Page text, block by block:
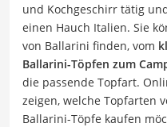
und Kochgeschirr tätig
einen Hauch Italien. Sie
von Ballarini finden, vom
Ballarini-Töpfen zum
die passende Topfart.
zeigen, welche Topfarten
Ballarini-Töpfe kaufen